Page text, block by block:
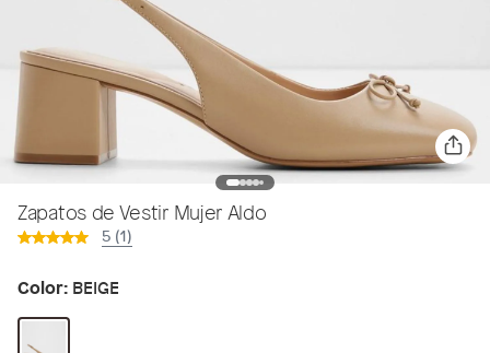
Zapatos de Vestir Mujer Aldo
5 (1)
Color: BEIGE